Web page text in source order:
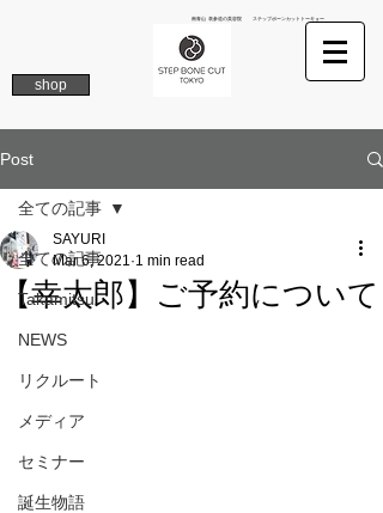
南青山 表参道の美容院 ステップボーンカットトーキョー
shop
Post
全ての記事
Takamitsu
NEWS
リクルート
メディア
セミナー
誕生物語
全ての記事
【幸太郎】ご予約について
SAYURI
Mar 6, 2021 1 min read